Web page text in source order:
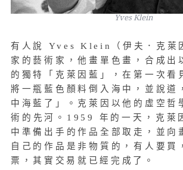
Yves Klein
有人說 Yves Klein（伊夫．克萊
家的藝術家，他畫單色畫，合成出
的獨特「克萊因藍」，在第一次看
將一瓶藍色顏料倒入海中，並說道
中海藍了」。克萊因以他的虛空哲
術的先河。1959 年的一天，克萊
中準備出手的作品全部取走，並向
自己的作品是非物質的，有人要買
票，其實交易就已經完成了。